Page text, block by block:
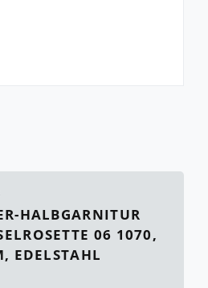
HALBGARNITUR
06 1070,
EDELSTAHL